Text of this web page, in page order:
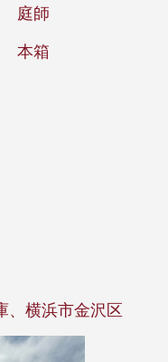
庭師
本箱
、横浜市金沢区